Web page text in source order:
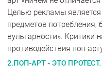
Целью рекламы
предметов потребления,
вульгарности». Критики
противодействия поп-
2.ПОП-АРТ - ЭТО ПРОТЕСТ.